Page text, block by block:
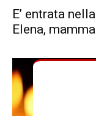
E’ entrata
Elena,